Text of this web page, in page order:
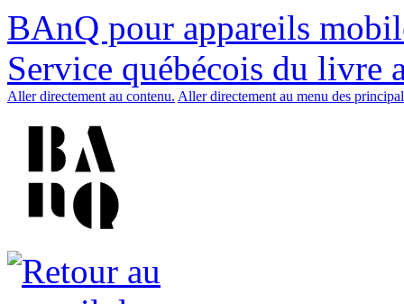
BAnQ pour appareils
Service québécois du livre
Aller directement au contenu. Aller directement au menu des